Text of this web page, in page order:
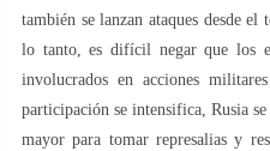
también se lanzan ataques desde
lo tanto, es difícil negar que los
involucrados en acciones
participación se intensifica, Rusia
mayor para tomar represalias y